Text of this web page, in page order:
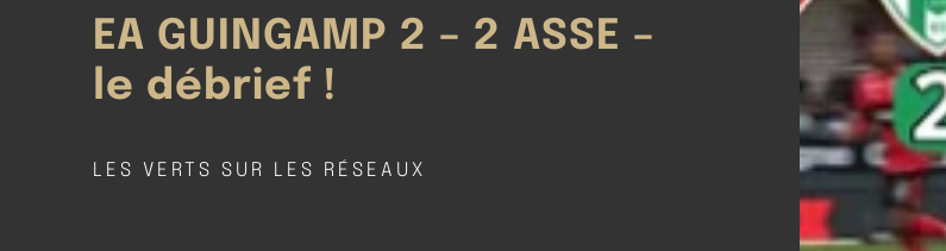
EA GUINGAMP 2 – 2 ASSE –
le débrief !
LES VERTS SUR LES RÉSEAUX